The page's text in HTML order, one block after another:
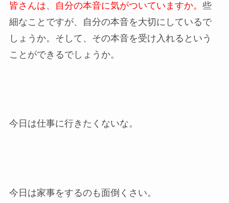
皆さんは、自分の本音に気がついていますか。 些
細なことですが、自分の本音を大切にしているで
しょうか。そして、その本音を受け入れるという
ことができるでしょうか。
今日は仕事に行きたくないな。
今日は家事をするのも面倒くさい。